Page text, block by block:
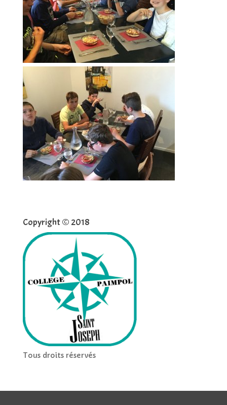
Copyright © 2018
Tous droits réservés